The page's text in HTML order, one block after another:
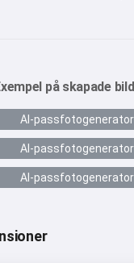
på skapade